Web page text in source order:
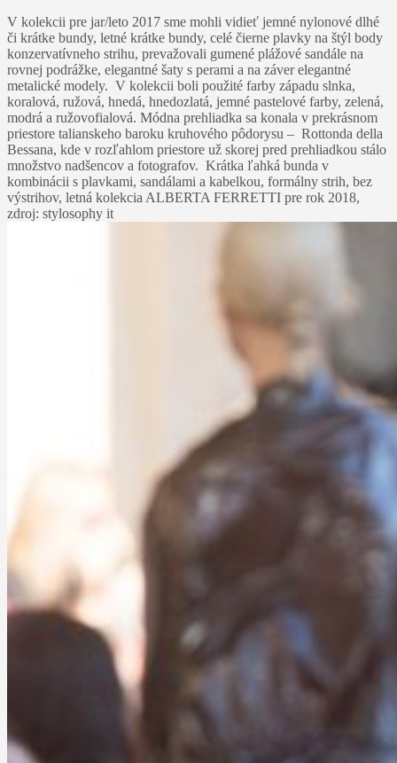
V kolekcii pre jar/leto 2017 sme mohli vidieť jemné nylonové dlhé
či krátke bundy, letné krátke bundy, celé čierne plavky na štýl body
konzervatívneho strihu, prevažovali gumené plážové sandále na
rovnej podrážke, elegantné šaty s perami a na záver elegantné
metalické modely. V kolekcii boli použité farby západu slnka,
koralová, ružová, hnedá, hnedozlatá, jemné pastelové farby, zelená,
modrá a ružovofialová. Módna prehliadka sa konala v prekrásnom
priestore talianskeho baroku kruhového pôdorysu – Rottonda della
Bessana, kde v rozľahlom priestore už skorej pred prehliadkou stálo
množstvo nadšencov a fotografov. Krátka ľahká bunda v
kombinácii s plavkami, sandálami a kabelkou, formálny strih, bez
výstrihov, letná kolekcia ALBERTA FERRETTI pre rok 2018,
zdroj: stylosophy it